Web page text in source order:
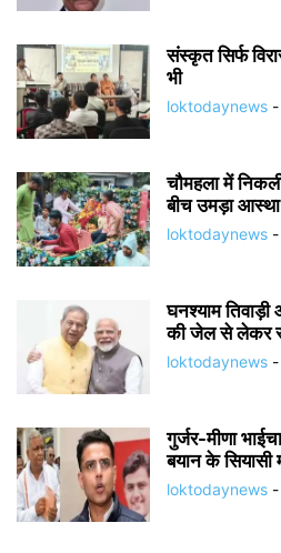
संस्कृत सिर्फ
भी
loktodaynews -
चौमहला में
बीच उमड़ा
loktodaynews -
घनश्याम
की जेल से लेकर
loktodaynews -
गुर्जर-मीणा
बयान के सियासी
loktodaynews -